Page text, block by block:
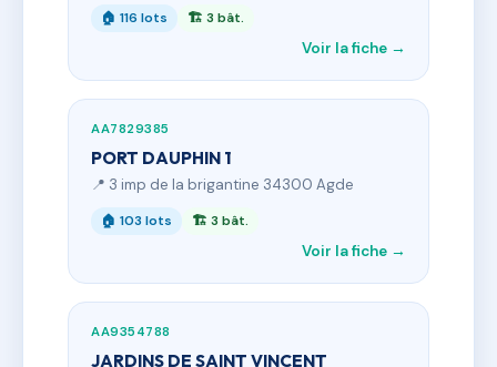
🏠 116 lots 🏗 3 bât.
Voir la fiche →
AA7829385
PORT DAUPHIN 1
📍 3 imp de la brigantine 34300 Agde
🏠 103 lots 🏗 3 bât.
Voir la fiche →
AA9354788
JARDINS DE SAINT VINCENT